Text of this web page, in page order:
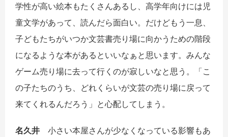
学性が高い絵本もたくさんあるし、高学年向けには児
童文学があって、読んだら面白い。だけどもう一息、
子どもたちがいつか文芸書売り場に向かうための階段
になるような本があるといいなぁと思います。みんな
ゲーム売り場に去って行くのが寂しいなと思う。「こ
の子たちのうち、どれくらいが文芸の売り場に戻って
来てくれるんだろう」と心配してしまう。
名久井 小さい本屋さんが少なくなっている影響もあ